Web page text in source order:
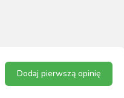
Dodaj pierwszą opinię